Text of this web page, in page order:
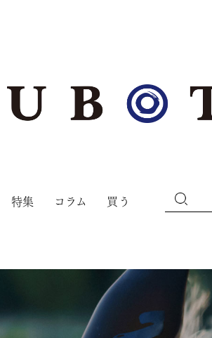
特集 コラム 買う